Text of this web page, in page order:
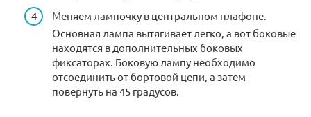
Меняем лампочку в центральном плафоне.
Основная лампа вытягивает легко, а вот боковые
находятся в дополнительных боковых
фиксаторах. Боковую лампу необходимо
отсоединить от бортовой цепи, а затем
повернуть на 45 градусов.